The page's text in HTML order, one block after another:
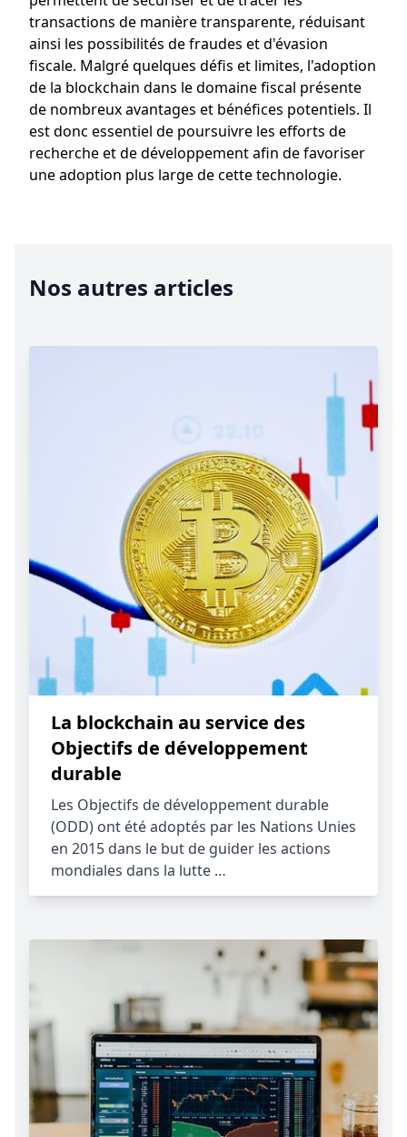
transactions de manière transparente, réduisant
ainsi les possibilités de fraudes et d'évasion
fiscale. Malgré quelques défis et limites, l'adoption
de la blockchain dans le domaine fiscal présente
de nombreux avantages et bénéfices potentiels. Il
est donc essentiel de poursuivre les efforts de
recherche et de développement afin de favoriser
une adoption plus large de cette technologie.
Nos autres articles
La blockchain au service des
Objectifs de développement
durable
Les Objectifs de développement durable
(ODD) ont été adoptés par les Nations Unies
en 2015 dans le but de guider les actions
mondiales dans la lutte …